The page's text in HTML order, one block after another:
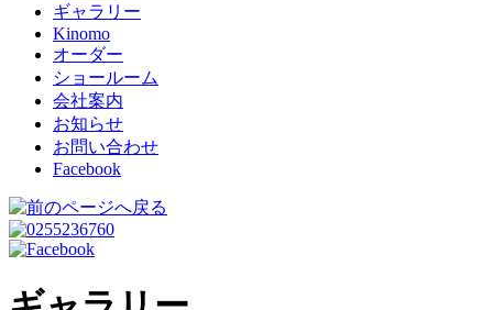
ギャラリー
Kinomo
オーダー
ショールーム
会社案内
お知らせ
お問い合わせ
Facebook